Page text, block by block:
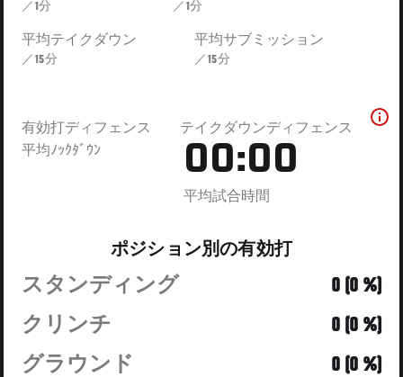
／1分 ／1分
平均テイクダウン
／15分
平均サブミッション
／15分
有効打ディフェンス
テイクダウンディフェンス
平均ﾉｯｸﾀﾞｳﾝ
00:00
平均試合時間
ポジション別の有効打
スタンディング
0 (0 %)
クリンチ
0 (0 %)
グラウンド
0 (0 %)